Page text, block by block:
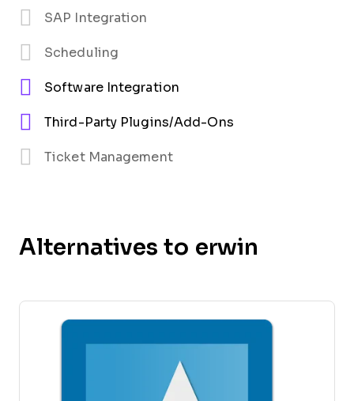
SAP Integration
Scheduling
Software Integration
Third-Party Plugins/Add-Ons
Ticket Management
Alternatives to erwin